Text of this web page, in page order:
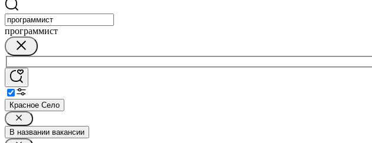
программист
Красное Село
В названии вакансии